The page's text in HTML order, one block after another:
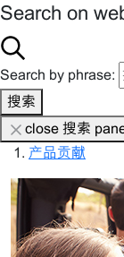
Search on
Search by phrase:
搜索
close 搜索
产品贡献